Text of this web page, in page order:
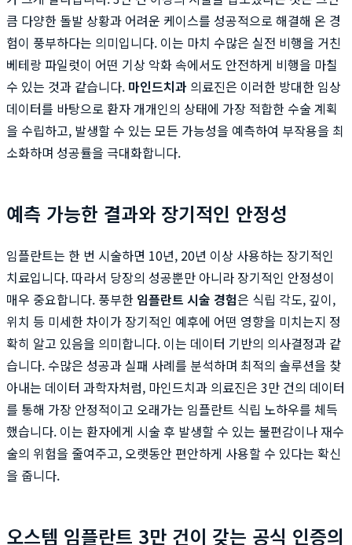
큼 다양한 돌발 상황과 어려운 케이스를 성공적으로 해결해 온 경
험이 풍부하다는 의미입니다. 이는 마치 수많은 실전 비행을 거친
베테랑 파일럿이 어떤 기상 악화 속에서도 안전하게 비행을 마칠
수 있는 것과 같습니다. 마인드치과 의료진은 이러한 방대한 임상
데이터를 바탕으로 환자 개개인의 상태에 가장 적합한 수술 계획
을 수립하고, 발생할 수 있는 모든 가능성을 예측하여 부작용을 최
소화하며 성공률을 극대화합니다.
예측 가능한 결과와 장기적인 안정성
임플란트는 한 번 시술하면 10년, 20년 이상 사용하는 장기적인
치료입니다. 따라서 당장의 성공뿐만 아니라 장기적인 안정성이
매우 중요합니다. 풍부한 임플란트 시술 경험은 식립 각도, 깊이,
위치 등 미세한 차이가 장기적인 예후에 어떤 영향을 미치는지 정
확히 알고 있음을 의미합니다. 이는 데이터 기반의 의사결정과 같
습니다. 수많은 성공과 실패 사례를 분석하며 최적의 솔루션을 찾
아내는 데이터 과학자처럼, 마인드치과 의료진은 3만 건의 데이터
를 통해 가장 안정적이고 오래가는 임플란트 식립 노하우를 체득
했습니다. 이는 환자에게 시술 후 발생할 수 있는 불편감이나 재수
술의 위험을 줄여주고, 오랫동안 편안하게 사용할 수 있다는 확신
을 줍니다.
오스템 임플란트 3만 건이 갖는 공식 인증의